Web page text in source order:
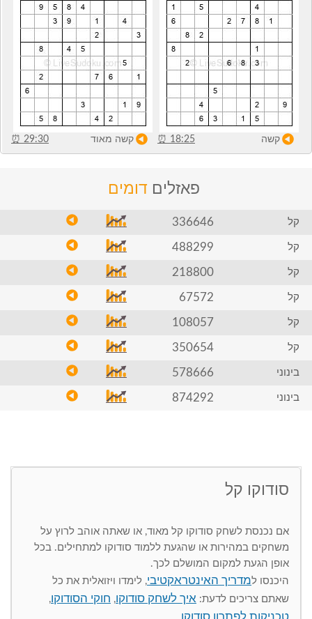
קשה 18:25
⏰ קשה מאוד 29:30
⏰
פאזלים דומים
קל 336646
קל 488299
קל 218800
קל 67572
קל 108057
קל 350654
בינוני 578666
בינוני 874292
סודוקו קל
אם נכנסת לשחק סודוקו קל מאוד, או שאתה אוהב לרוץ על
משחקים במהירות או שהגעת ללמוד סודוקו למתחילים. בכל
אופן הגעת למקום המושלם לכך.
היכנסו למדריך האינטראקטיבי, לימדו ויזואלית את כל
שאתם צריכים לדעת: איך לשחק סודוקו , חוקי הסודוקו
טכניקות לפתרון סודוקו